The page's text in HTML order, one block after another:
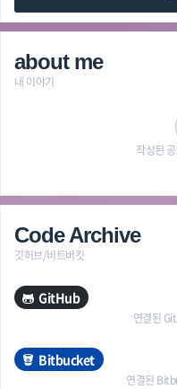
about me
내 이야기
작성된
Code Archive
깃허브/비트버킷
GitHub
연결된
Bitbucket
연결된